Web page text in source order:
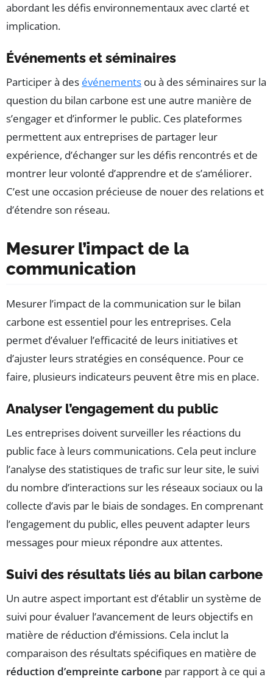
abordant les défis environnementaux avec clarté et
implication.
Événements et séminaires
Participer à des événements ou à des séminaires sur la
question du bilan carbone est une autre manière de
s’engager et d’informer le public. Ces plateformes
permettent aux entreprises de partager leur
expérience, d’échanger sur les défis rencontrés et de
montrer leur volonté d’apprendre et de s’améliorer.
C’est une occasion précieuse de nouer des relations et
d’étendre son réseau.
Mesurer l’impact de la
communication
Mesurer l’impact de la communication sur le bilan
carbone est essentiel pour les entreprises. Cela
permet d’évaluer l’efficacité de leurs initiatives et
d’ajuster leurs stratégies en conséquence. Pour ce
faire, plusieurs indicateurs peuvent être mis en place.
Analyser l’engagement du public
Les entreprises doivent surveiller les réactions du
public face à leurs communications. Cela peut inclure
l’analyse des statistiques de trafic sur leur site, le suivi
du nombre d’interactions sur les réseaux sociaux ou la
collecte d’avis par le biais de sondages. En comprenant
l’engagement du public, elles peuvent adapter leurs
messages pour mieux répondre aux attentes.
Suivi des résultats liés au bilan carbone
Un autre aspect important est d’établir un système de
suivi pour évaluer l’avancement de leurs objectifs en
matière de réduction d’émissions. Cela inclut la
comparaison des résultats spécifiques en matière de
réduction d’empreinte carbone par rapport à ce qui a